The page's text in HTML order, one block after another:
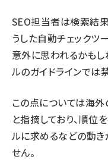
SEO担当者は検索結
うした自動チェック
意外に思われるかもし
ルのガイドラインでは
この点については海
と指摘しており、順
ルに求めるなどの動き
せん。